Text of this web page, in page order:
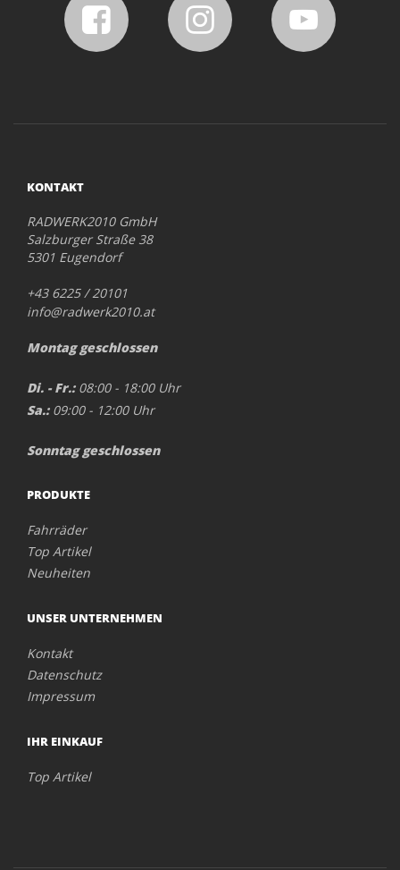
KONTAKT
RADWERK2010 GmbH
Salzburger Straße 38
5301 Eugendorf
+43 6225 / 20101
info@radwerk2010.at
Montag geschlossen
Di. - Fr.:08:00 - 18:00 Uhr
Sa.:09:00 - 12:00 Uhr
Sonntag geschlossen
PRODUKTE
Fahrräder
Top Artikel
Neuheiten
UNSER UNTERNEHMEN
Kontakt
Datenschutz
Impressum
IHR EINKAUF
Top Artikel